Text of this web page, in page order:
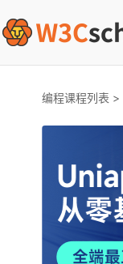
编程课程列表 >